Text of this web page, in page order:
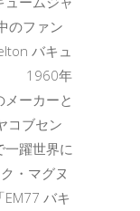
のファン
バキュ
1960年
ーカーと
コブセン
躍世界に
・マグヌ
バキ